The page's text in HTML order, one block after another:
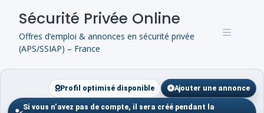
content
Sécurité Privée Online
Offres d’emploi & annonces en sécurité privée
(APS/SSIAP) – France
Profil optimisé disponible Ajouter une annonce
Si vous n’avez pas de compte, il sera créé pendant la